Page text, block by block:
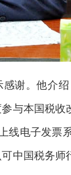
谢。他介
与本国税
线电子发票
中国税务